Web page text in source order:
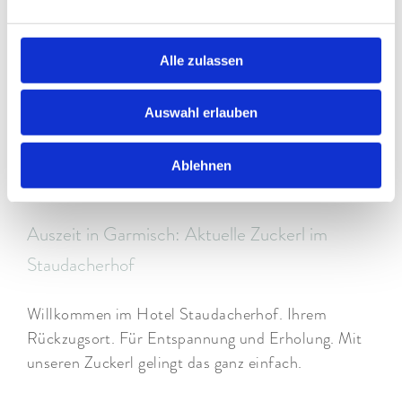
Alle zulassen
Auswahl erlauben
Ablehnen
Auszeit in Garmisch: Aktuelle Zuckerl im
Staudacherhof
Willkommen im Hotel Staudacherhof. Ihrem
Rückzugsort. Für Entspannung und Erholung. Mit
unseren Zuckerl gelingt das ganz einfach.